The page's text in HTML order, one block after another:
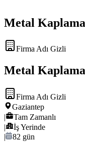
Metal
Firma Adı Gizli
Metal
Firma Adı Gizli
Gaziantep
|
Tam Zamanlı
|
İş Yerinde
|
82 gün